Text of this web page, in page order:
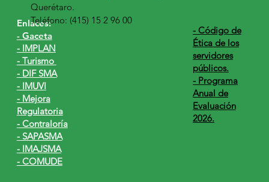
Enlaces:
- Gaceta
- IMPLAN
- Turismo
- DIF SMA
- IMUVI
- Mejora
Regulatoria
- Contraloría
- SAPASMA
- IMAJSMA
- COMUDE
Querétaro.
Teléfono: (415) 15 2 96 00
​- Código de
Ética de los
servidores
públicos.
- Programa
Anual de
Evaluación
2026.